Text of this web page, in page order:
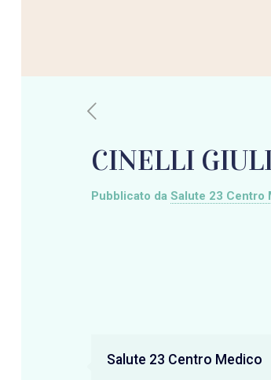
CINELLI
Pubblicato da Salute 23 Centro
Salute 23 Centro Medico